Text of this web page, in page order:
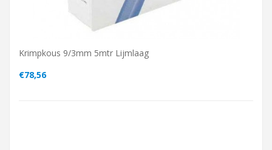
Krimpkous 9/3mm 5mtr Lijmlaag
€78,56